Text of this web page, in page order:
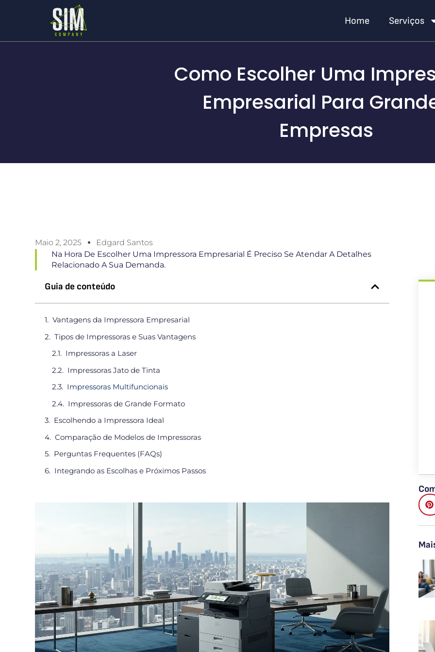
Home Serviços
Como Escolher Uma
Empresarial Para
Empresas
Maio 2, 2025
Edgard Santos
Na Hora De Escolher Uma Impressora Empresarial É Preciso Se Atendar A Detalhes
Relacionado A Sua Demanda.
Guia de conteúdo
Vantagens da Impressora Empresarial
Tipos de Impressoras e Suas Vantagens
Impressoras a Laser
Impressoras Jato de Tinta
Impressoras Multifuncionais
Impressoras de Grande Formato
Escolhendo a Impressora Ideal
Comparação de Modelos de Impressoras
Perguntas Frequentes (FAQs)
Integrando as Escolhas e Próximos Passos